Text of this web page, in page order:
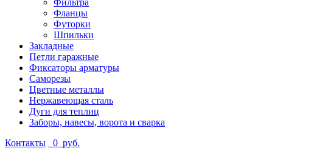
Фильтра
Фланцы
Футорки
Шпильки
Закладные
Петли гаражные
Фиксаторы арматуры
Саморезы
Цветные металлы
Нержавеющая сталь
Дуги для теплиц
Заборы, навесы, ворота и сварка
Контакты
0 руб.